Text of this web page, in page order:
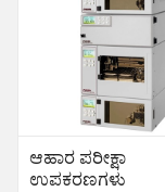
ಆಹಾರ ಪರೀಕ್ಷಾ
ಉಪಕರಣಗಳು